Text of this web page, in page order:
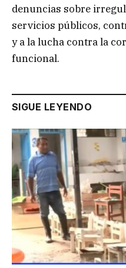
denuncias sobre
servicios públicos,
y a la lucha contra la
funcional.
SIGUE LEYENDO